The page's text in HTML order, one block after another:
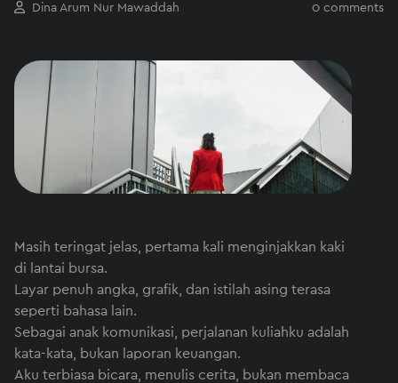
Dina Arum Nur Mawaddah 0 comments
Masih teringat jelas, pertama kali menginjakkan kaki
di lantai bursa.
Layar penuh angka, grafik, dan istilah asing terasa
seperti bahasa lain.
Sebagai anak komunikasi, perjalanan kuliahku adalah
kata-kata, bukan laporan keuangan.
Aku terbiasa bicara, menulis cerita, bukan membaca